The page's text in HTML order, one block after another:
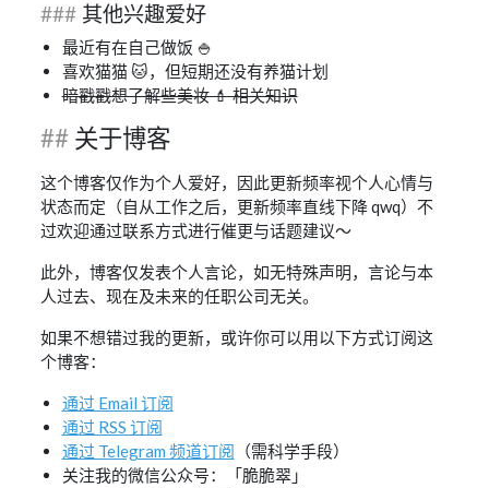
其他兴趣爱好
最近有在自己做饭 🍚
喜欢猫猫 🐱，但短期还没有养猫计划
暗戳戳想了解些美妆 💄 相关知识
关于博客
这个博客仅作为个人爱好，因此更新频率视个人心情与
状态而定（自从工作之后，更新频率直线下降 qwq）不
过欢迎通过联系方式进行催更与话题建议～
此外，博客仅发表个人言论，如无特殊声明，言论与本
人过去、现在及未来的任职公司无关。
如果不想错过我的更新，或许你可以用以下方式订阅这
个博客：
通过 Email 订阅
通过 RSS 订阅
通过 Telegram 频道订阅 （需科学手段）
关注我的微信公众号：「脆脆翠」